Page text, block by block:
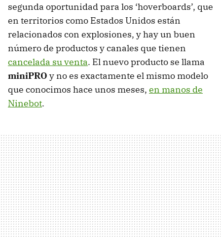
segunda oportunidad para los ‘hoverboards’, que
en territorios como Estados Unidos están
relacionados con explosiones, y hay un buen
número de productos y canales que tienen
cancelada su venta. El nuevo producto se llama
miniPRO y no es exactamente el mismo modelo
que conocimos hace unos meses, en manos de
Ninebot.